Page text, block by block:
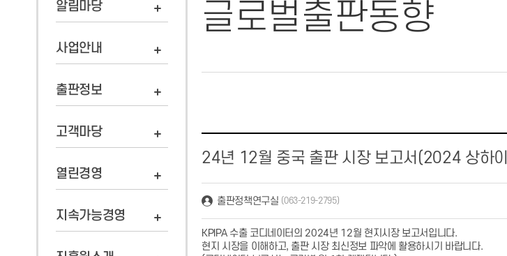
알림마당
사업안내
출판정보
고객마당
열린경영
지속가능경영
글로벌출판동향
24년 12월 중국 출판 시장 보고서(2024 상하
출판정책연구실 (063-219-2795)
KPIPA 수출 코디네이터의 2024년 12월 현지시장 보고서입니다.
현지 시장을 이해하고, 출판 시장 최신정보 파악에 활용하시기 바랍니다.